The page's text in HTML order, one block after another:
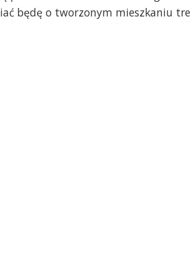
będę o tworzonym mieszkaniu